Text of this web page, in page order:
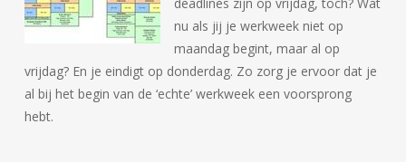
nu als jij je werkweek niet op
maandag begint, maar al op
vrijdag? En je eindigt op donderdag. Zo zorg je ervoor dat je
al bij het begin van de ‘echte’ werkweek een voorsprong
hebt.